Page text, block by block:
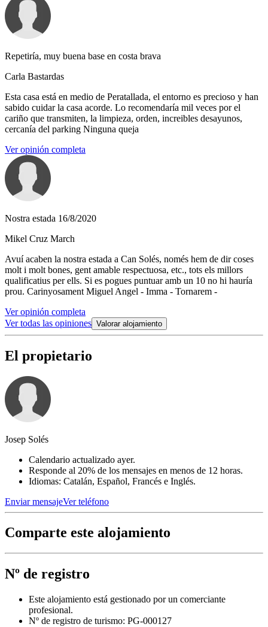
Repetiría, muy buena base en costa brava
Carla Bastardas
Esta casa está en medio de Peratallada, el entorno es precioso y han
sabido cuidar la casa acorde. Lo recomendaría mil veces por el
cariño que transmiten, la limpieza, orden, increibles desayunos,
cercanía del parking Ninguna queja
Ver opinión completa
Nostra estada 16/8/2020
Mikel Cruz March
Avuí acaben la nostra estada a Can Solés, només hem de dir coses
molt i molt bones, gent amable respectuosa, etc., tots els millors
qualificatius per ells. Si es pogues puntuar amb un 10 no hi hauría
prou. Carinyosament Miguel Angel - Imma - Tornarem -
Ver opinión completa
Ver todas las opiniones Valorar alojamiento
El propietario
Josep Solés
Calendario actualizado ayer.
Responde al 20% de los mensajes en menos de 12 horas.
Idiomas: Catalán, Español, Francés e Inglés.
Enviar mensajeVer teléfono
Comparte este alojamiento
Nº de registro
Este alojamiento está gestionado por un comerciante
profesional.
Nº de registro de turismo: PG-000127